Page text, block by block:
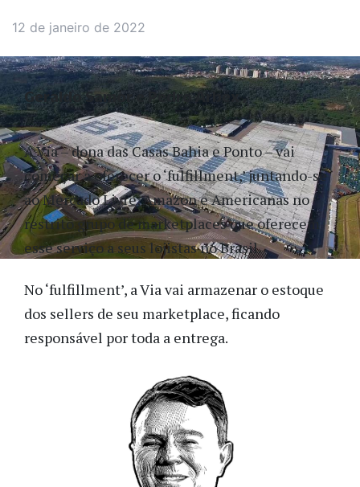
12 de janeiro de 2022
A Via – dona das Casas Bahia e Ponto – vai
começar a oferecer o ‘fulfillment,’ juntando-se
ao Mercado Livre, Amazon e Americanas no
restrito grupo de marketplaces que oferecem
esse serviço a seus lojistas no Brasil.
No ‘fulfillment’, a Via vai armazenar o estoque
dos sellers de seu marketplace, ficando
responsável por toda a entrega.
Geraldo Samor e Pedro Arbex